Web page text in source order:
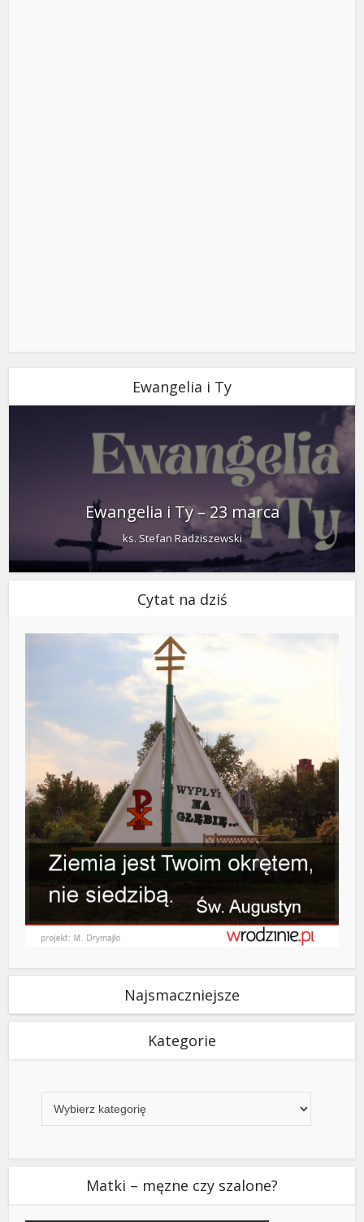
Ewangelia i Ty
Ewangelia i Ty – 23 marca
ks. Stefan Radziszewski
Cytat na dziś
Najsmaczniejsze
Kategorie
Matki – męzne czy szalone?